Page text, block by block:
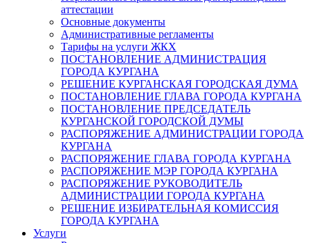
аттестации
Основные документы
Административные регламенты
Тарифы на услуги ЖКХ
ПОСТАНОВЛЕНИЕ АДМИНИСТРАЦИЯ
ГОРОДА КУРГАНА
РЕШЕНИЕ КУРГАНСКАЯ ГОРОДСКАЯ ДУМА
ПОСТАНОВЛЕНИЕ ГЛАВА ГОРОДА КУРГАНА
ПОСТАНОВЛЕНИЕ ПРЕДСЕДАТЕЛЬ
КУРГАНСКОЙ ГОРОДСКОЙ ДУМЫ
РАСПОРЯЖЕНИЕ АДМИНИСТРАЦИИ ГОРОДА
КУРГАНА
РАСПОРЯЖЕНИЕ ГЛАВА ГОРОДА КУРГАНА
РАСПОРЯЖЕНИЕ МЭР ГОРОДА КУРГАНА
РАСПОРЯЖЕНИЕ РУКОВОДИТЕЛЬ
АДМИНИСТРАЦИИ ГОРОДА КУРГАНА
РЕШЕНИЕ ИЗБИРАТЕЛЬНАЯ КОМИССИЯ
ГОРОДА КУРГАНА
Услуги